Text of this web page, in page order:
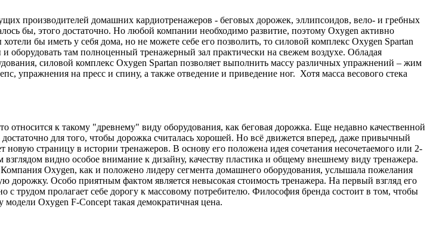
производителей домашних кардиотренажеров - беговых дорожек, эллипсоидов, вело- и гребных
бы, этого достаточно. Но любой компании необходимо развитие, поэтому Oxygen активно
бы иметь у себя дома, но не можете себе его позволить, то силовой комплекс Oxygen Spartan
там полноценный тренажерный зал практически на свежем воздухе. Обладая
силовой комплекс Oxygen Spartan позволяет выполнить массу различных упражнений – жим
упражнения на пресс и спину, а также отведение и приведение ног. Хотя масса весового стека
к такому "древнему" виду оборудования, как беговая дорожка. Еще недавно качественной
для того, чтобы дорожка считалась хорошей. Но всё движется вперед, даже привычный
страницу в истории тренажеров. В основу его положена идея сочетания несочетаемого или 2-
видно особое внимание к дизайну, качеству пластика и общему внешнему виду тренажера.
Oxygen, как и положено лидеру сегмента домашнего оборудования, услышала пожелания
дорожку. Особо приятным фактом является невысокая стоимость тренажера. На первый взгляд его
трудом пролагает себе дорогу к массовому потребителю. Философия бренда состоит в том, чтобы
Oxygen F-Concept такая демократичная цена.